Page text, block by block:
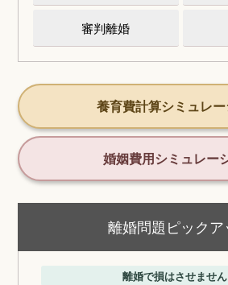
審判離婚
養育費計算シミュレ
婚姻費用シミュレー
離婚問題ピック
離婚で損はさせません